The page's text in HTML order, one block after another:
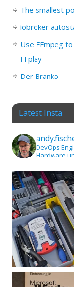
The smallest
iobroker
Use FFmpeg
FFplay
Der Branko
Latest Insta
DevOps
Hardware